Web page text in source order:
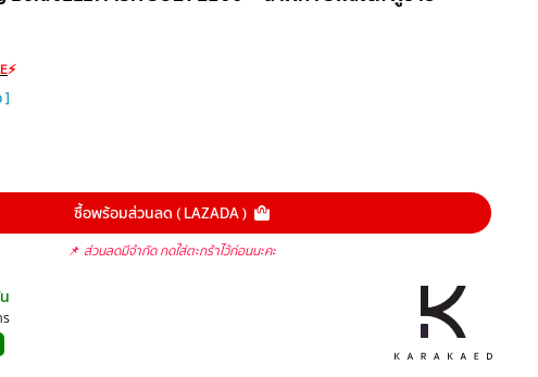
⚡
]
ซื้อพร้อมส่วนลด ( LAZADA )
📌 ส่วนลดมีจำกัด กดใส่ตะกร้าไว้ก่อนนะคะ